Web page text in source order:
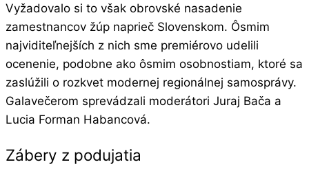
Vyžadovalo si to však obrovské nasadenie
zamestnancov žúp naprieč Slovenskom. Ôsmim
najviditeľnejších z nich sme premiérovo udelili
ocenenie, podobne ako ôsmim osobnostiam, ktoré sa
zaslúžili o rozkvet modernej regionálnej samosprávy.
Galavečerom sprevádzali moderátori Juraj Bača a
Lucia Forman Habancová.
Zábery z podujatia